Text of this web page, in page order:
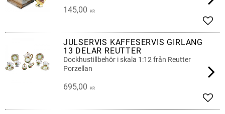
145,00 KR
JULSERVIS KAFFESERVIS GIRLANG
13 DELAR REUTTER
Dockhustillbehör i skala 1:12 från Reutter
Porzellan
695,00 KR